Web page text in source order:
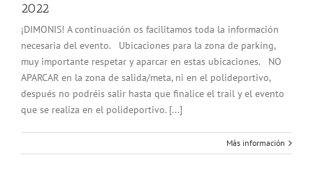
2022
¡DIMONIS! A continuación os facilitamos toda la información
necesaria del evento. Ubicaciones para la zona de parking,
muy importante respetar y aparcar en estas ubicaciones. NO
APARCAR en la zona de salida/meta, ni en el polideportivo,
después no podréis salir hasta que finalice el trail y el evento
que se realiza en el polideportivo. [...]
Más información